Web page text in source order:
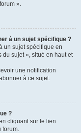
».
à un sujet spécifique ?
un sujet spécifique en
sujet », situé en haut et
une notification
à ce sujet.
?
cliquant sur le lien
forum.